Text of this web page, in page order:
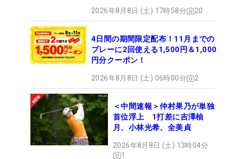
2026年8月8日 (土) 17時58分 20
4日間の期間限定配布！11月までの
プレーに2回使える1,500円＆1,000
円分クーポン！
2026年8月8日 (土) 06時00分 2
＜中間速報＞仲村果乃が単独
首位浮上 1打差に吉澤柚
月、小林光希、全美貞
2026年8月8日 (土) 13時04分
1